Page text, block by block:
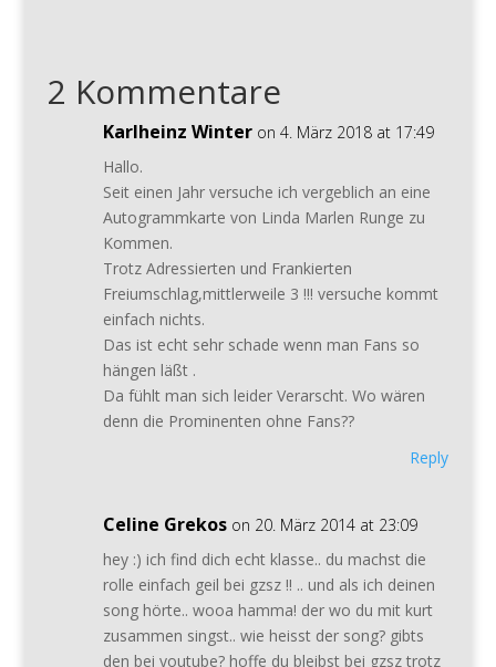
2 Kommentare
Karlheinz Winter on 4. März 2018 at 17:49
Hallo.
Seit einen Jahr versuche ich vergeblich an eine
Autogrammkarte von Linda Marlen Runge zu
Kommen.
Trotz Adressierten und Frankierten
Freiumschlag,mittlerweile 3 !!! versuche kommt
einfach nichts.
Das ist echt sehr schade wenn man Fans so
hängen läßt .
Da fühlt man sich leider Verarscht. Wo wären
denn die Prominenten ohne Fans??
Reply
Celine Grekos on 20. März 2014 at 23:09
hey :) ich find dich echt klasse.. du machst die
rolle einfach geil bei gzsz !! .. und als ich deinen
song hörte.. wooa hamma! der wo du mit kurt
zusammen singst.. wie heisst der song? gibts
den bei youtube? hoffe du bleibst bei gzsz trotz